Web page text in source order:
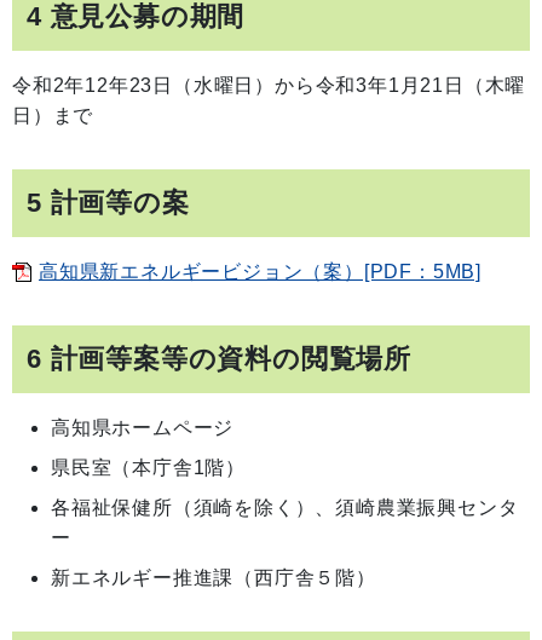
4 意見公募の期間
令和2年12年23日（水曜日）から令和3年1月21日（木曜
日）まで
5 計画等の案
高知県新エネルギービジョン（案）[PDF：5MB]
6 計画等案等の資料の閲覧場所
高知県ホームページ
県民室（本庁舎1階）
各福祉保健所（須崎を除く）、須崎農業振興センタ
ー
新エネルギー推進課（西庁舎５階）